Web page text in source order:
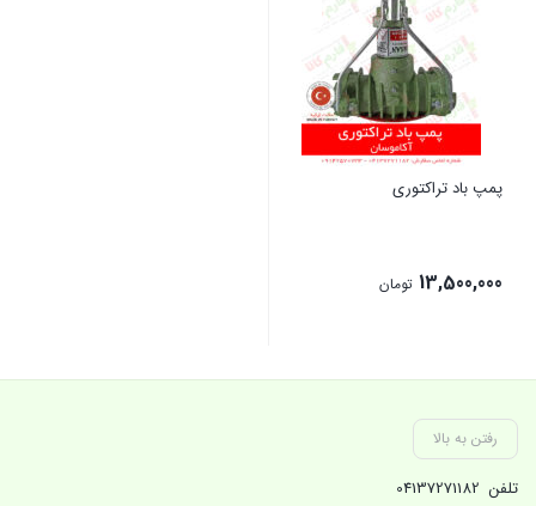
پمپ باد تراکتوری
13,500,000 تومان
رفتن به بالا
تلفن 04137271182